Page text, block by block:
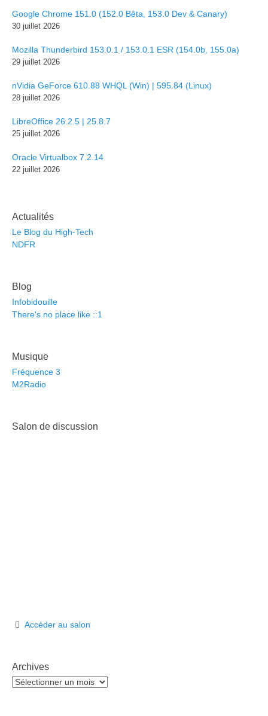
Google Chrome 151.0 (152.0 Bêta, 153.0 Dev & Canary)
30 juillet 2026
Mozilla Thunderbird 153.0.1 / 153.0.1 ESR (154.0b, 155.0a)
29 juillet 2026
nVidia GeForce 610.88 WHQL (Win) | 595.84 (Linux)
28 juillet 2026
LibreOffice 26.2.5 | 25.8.7
25 juillet 2026
Oracle Virtualbox 7.2.14
22 juillet 2026
Actualités
Le Blog du High-Tech
NDFR
Blog
Infobidouille
There's no place like ::1
Musique
Fréquence 3
M2Radio
Salon de discussion
Accéder au salon
Archives
Archives